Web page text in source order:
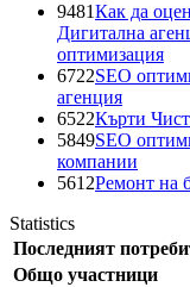
9481Как да
Дигитална
оптимизация
6722SEO
агенция
6522Кърти
5849SEO
компании
5612Ремонт на
Statistics
Последният
Общо участници